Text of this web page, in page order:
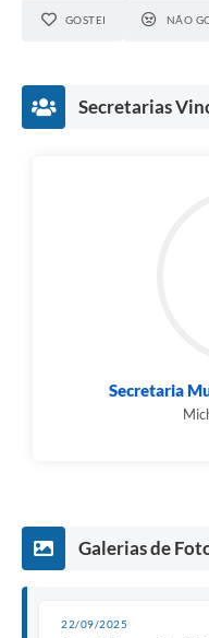
GOSTEI NÃO
Secretarias
Secretaria
Galerias de
22/09/2025